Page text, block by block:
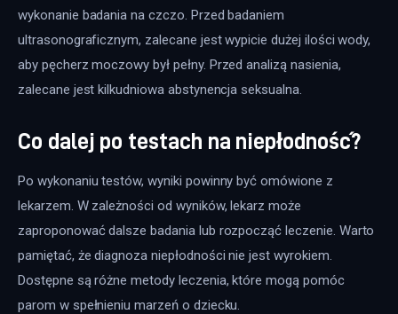
wykonanie badania na czczo. Przed badaniem
ultrasonograficznym, zalecane jest wypicie dużej ilości wody,
aby pęcherz moczowy był pełny. Przed analizą nasienia,
zalecane jest kilkudniowa abstynencja seksualna.
Co dalej po testach na niepłodność?
Po wykonaniu testów, wyniki powinny być omówione z
lekarzem. W zależności od wyników, lekarz może
zaproponować dalsze badania lub rozpocząć leczenie. Warto
pamiętać, że diagnoza niepłodności nie jest wyrokiem.
Dostępne są różne metody leczenia, które mogą pomóc
parom w spełnieniu marzeń o dziecku.